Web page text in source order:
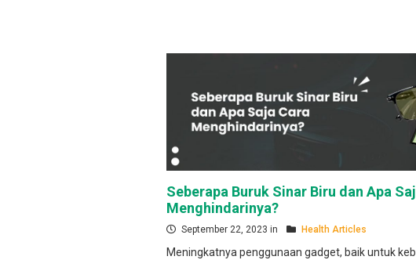
Seberapa Buruk Sinar Biru dan Apa
Menghindarinya?
September 22, 2023 in Health Articles
Meningkatnya penggunaan gadget, baik untuk